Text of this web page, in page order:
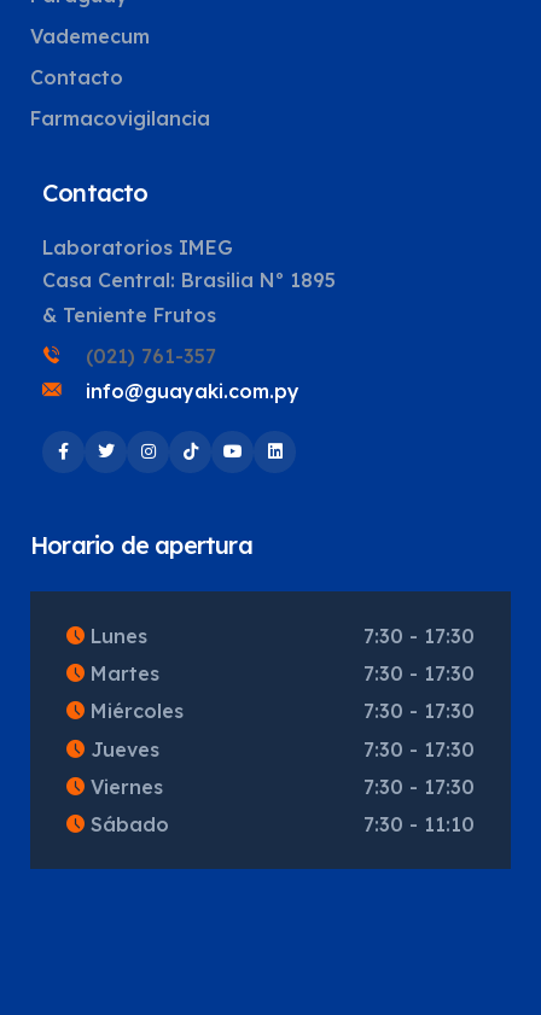
Vademecum
Contacto
Farmacovigilancia
Contacto
Laboratorios IMEG
Casa Central: Brasilia Nº 1895
& Teniente Frutos
(021) 761-357
info@guayaki.com.py
Horario de apertura
Lunes
7:30 - 17:30
Martes
7:30 - 17:30
Miércoles
7:30 - 17:30
Jueves
7:30 - 17:30
Viernes
7:30 - 17:30
Sábado
7:30 - 11:10